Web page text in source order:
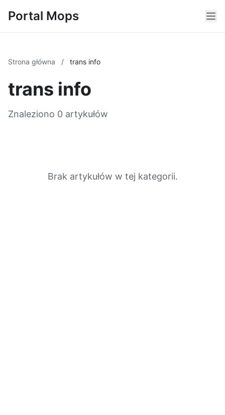
Portal Mops
Strona główna / trans info
trans info
Znaleziono 0 artykułów
Brak artykułów w tej kategorii.